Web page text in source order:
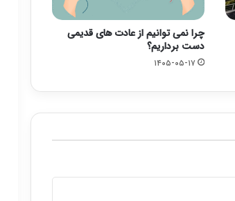
چرا نمی توانیم از عادت های قدیمی
دست برداریم؟
۱۴۰۵-۰۵-۱۷